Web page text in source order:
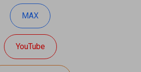
MAX
YouTube